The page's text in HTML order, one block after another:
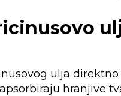
ulja
hranjive